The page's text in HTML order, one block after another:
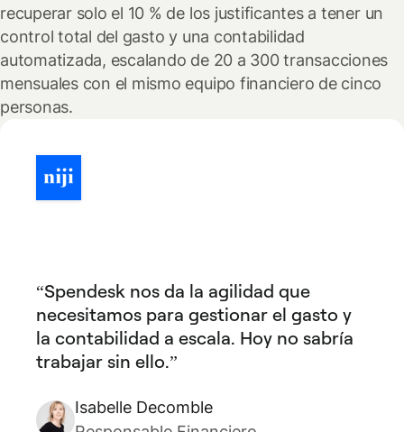
recuperar solo el 10 % de los justificantes a tener un
control total del gasto y una contabilidad
automatizada, escalando de 20 a 300 transacciones
mensuales con el mismo equipo financiero de cinco
personas.
Spendesk nos da la agilidad que
necesitamos para gestionar el gasto y
la contabilidad a escala. Hoy no sabría
trabajar sin ello.
Isabelle Decomble